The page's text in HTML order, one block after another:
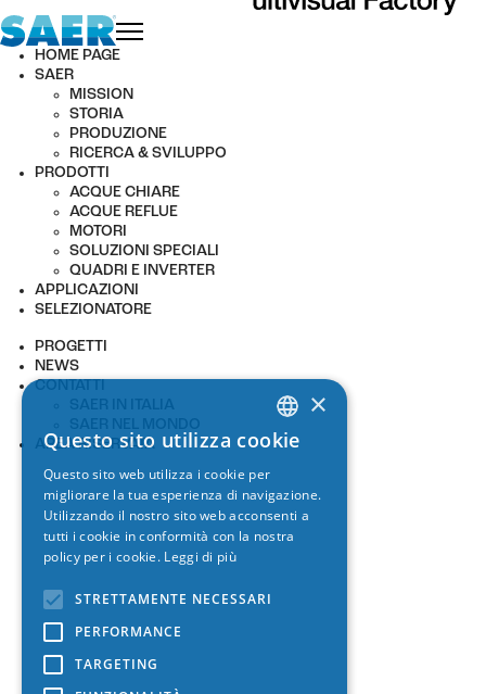
HOME PAGE
SAER
MISSION
STORIA
PRODUZIONE
RICERCA & SVILUPPO
PRODOTTI
ACQUE CHIARE
ACQUE REFLUE
MOTORI
SOLUZIONI SPECIALI
QUADRI E INVERTER
APPLICAZIONI
SELEZIONATORE
PROGETTI
NEWS
CONTATTI
AREA RISERVATA
ITALIAN
SPANISH
×
Questo sito utilizza cookie
Questo sito web utilizza i cookie per
migliorare la tua esperienza di navigazione.
Utilizzando il nostro sito web acconsenti a
tutti i cookie in conformità con la nostra
policy per i cookie. Leggi di più
STRETTAMENTE NECESSARI
PERFORMANCE
TARGETING